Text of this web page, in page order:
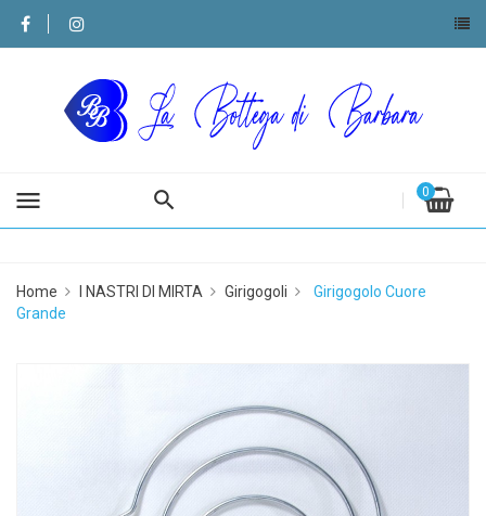
menu 0
Home I NASTRI DI MIRTA Girigogoli
Girigogolo Cuore
Grande